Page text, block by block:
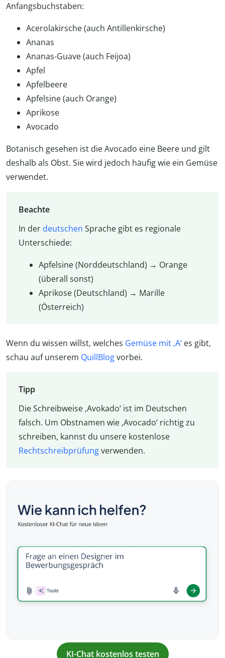
Anfangsbuchstaben:
Acerolakirsche (auch Antillenkirsche)
Ananas
Ananas-Guave (auch Feijoa)
Apfel
Apfelbeere
Apfelsine (auch Orange)
Aprikose
Avocado
Botanisch gesehen ist die Avocado eine Beere und gilt
deshalb als Obst. Sie wird jedoch häufig wie ein Gemüse
verwendet.
Beachte
In der deutschen Sprache gibt es regionale
Unterschiede:
Apfelsine (Norddeutschland) → Orange
(überall sonst)
Aprikose (Deutschland) → Marille
(Österreich)
Wenn du wissen willst, welches Gemüse mit ‚A‘ es gibt,
schau auf unserem QuillBlogvorbei.
Tipp
Die Schreibweise ‚Avokado‘ ist im Deutschen
falsch. Um Obstnamen wie ‚Avocado‘ richtig zu
schreiben, kannst du unsere kostenlose
Rechtschreibprüfungverwenden.
KI-Chat kostenlos testen